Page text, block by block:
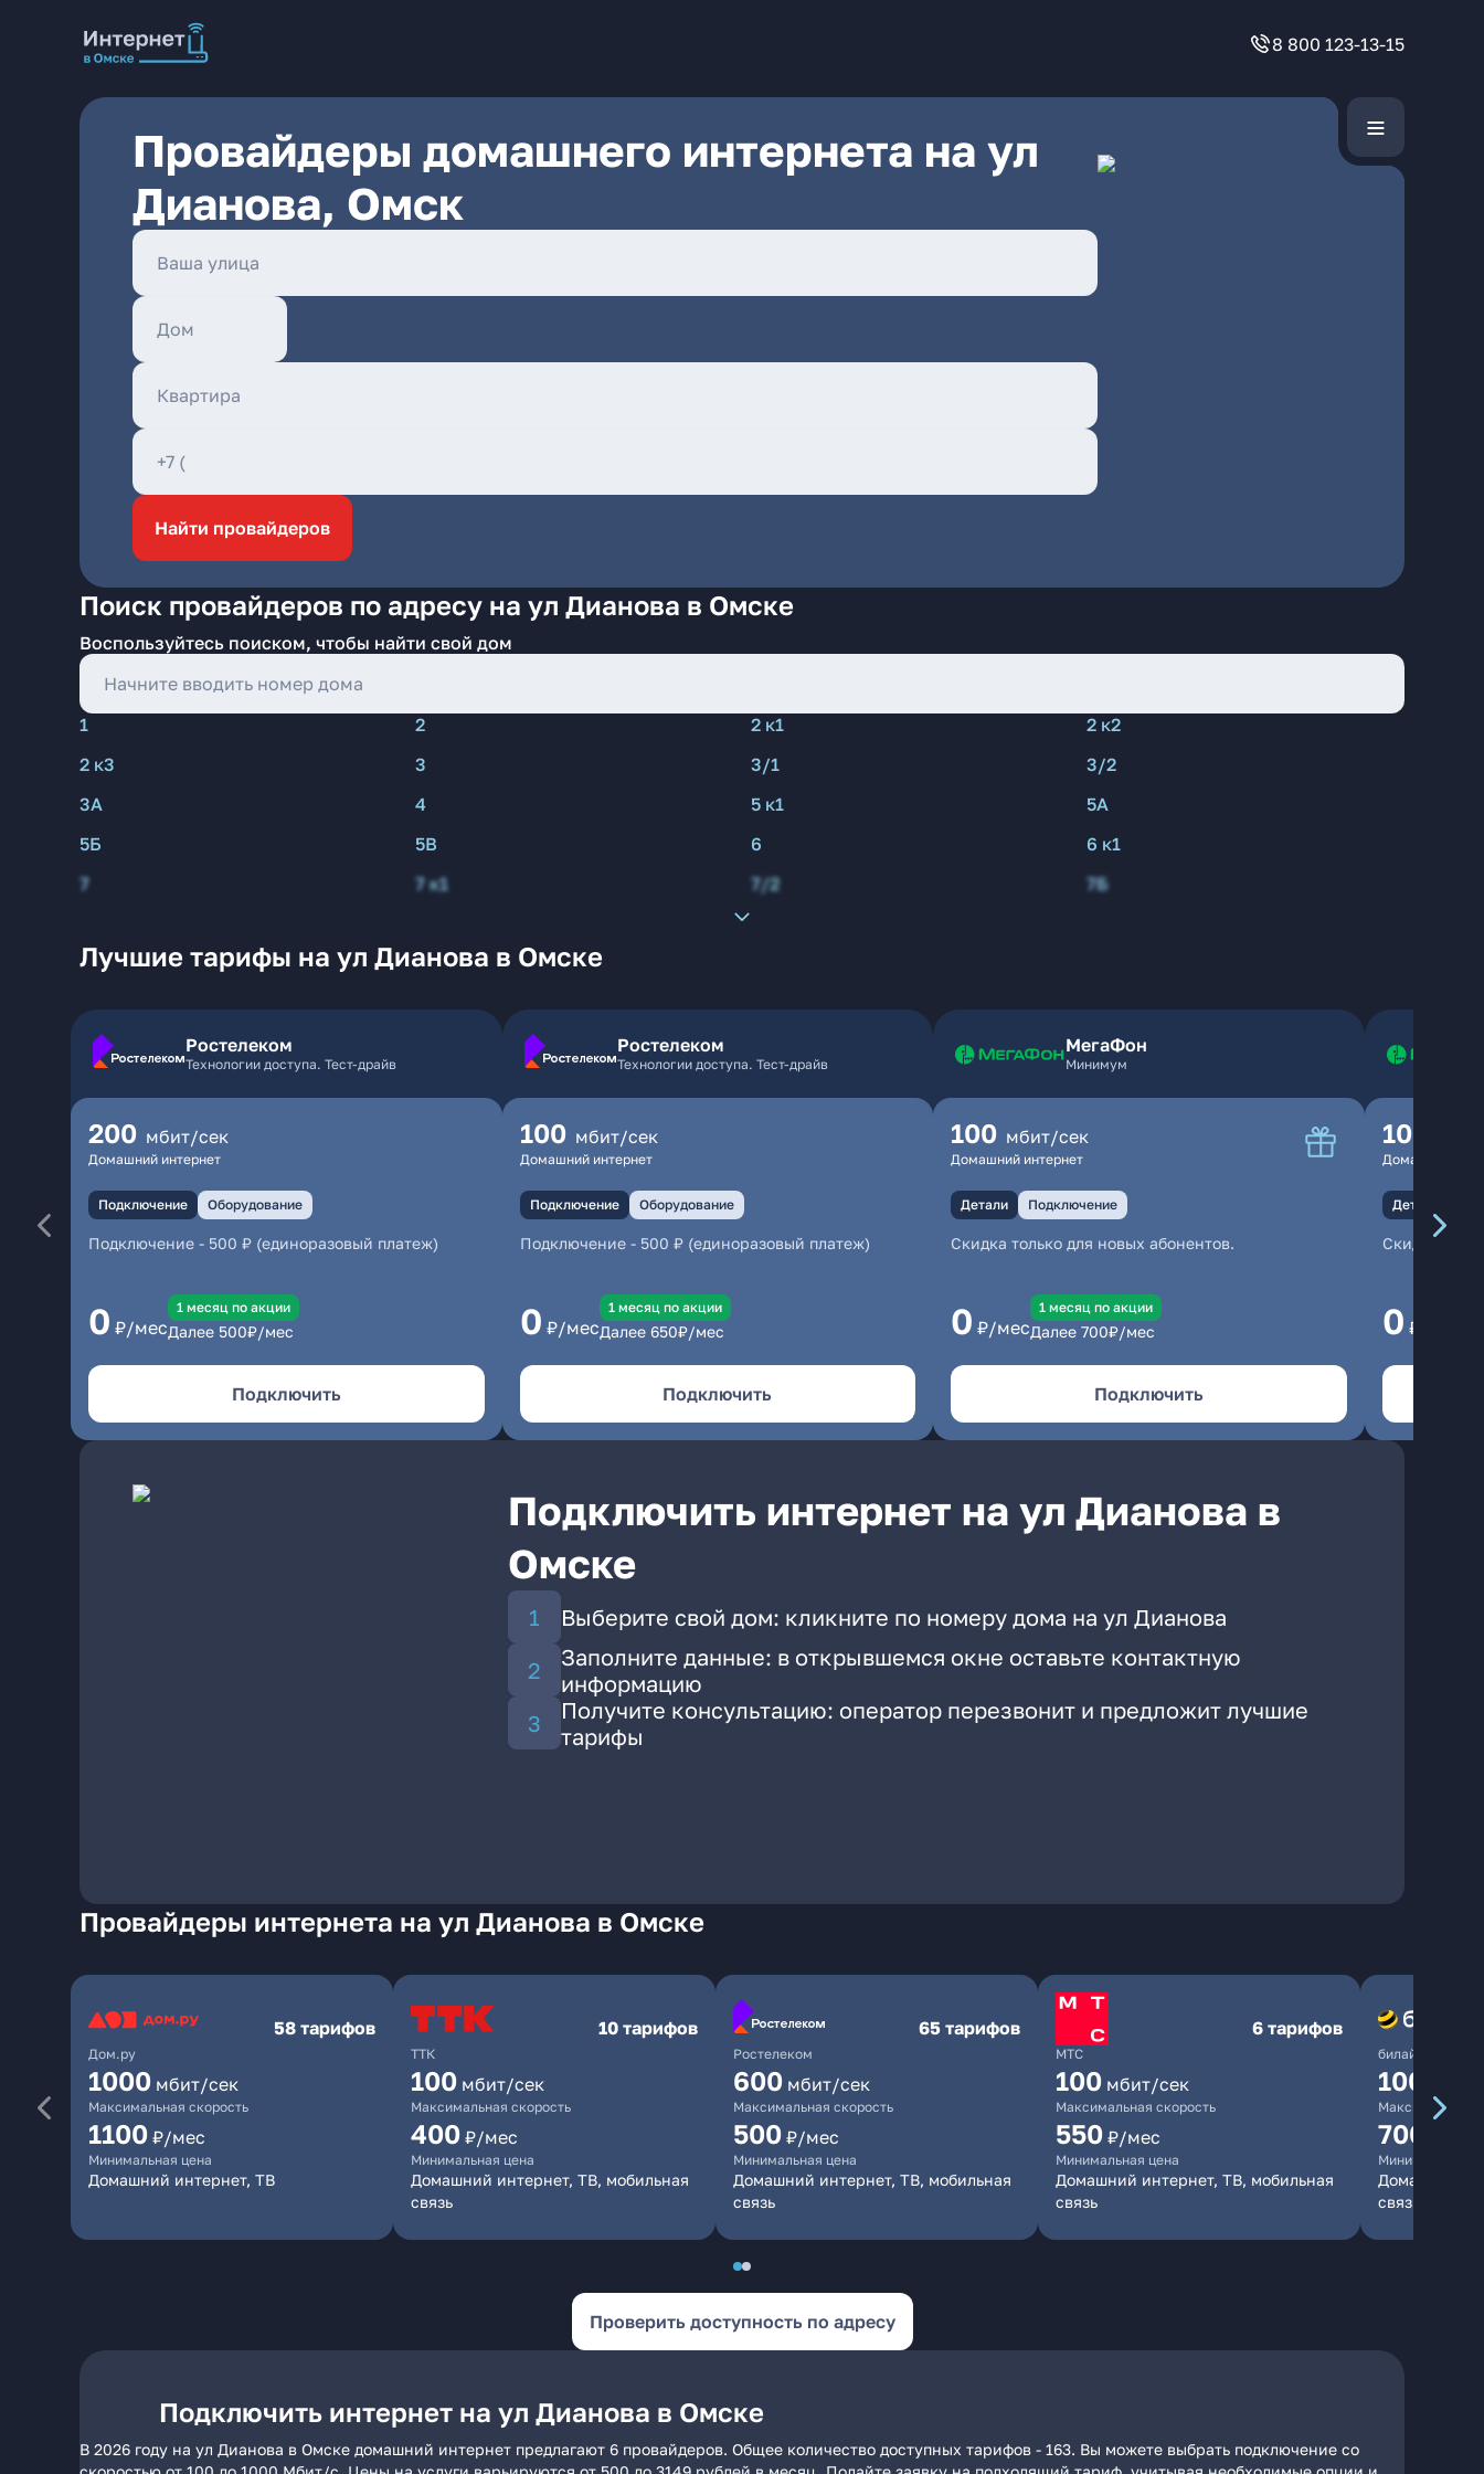
8 800 123-13-15
Провайдеры домашнего интернета на ул
Дианова, Омск
Найти провайдеров
Поиск провайдеров по адресу на ул Дианова в Омске
Воспользуйтесь поиском, чтобы найти свой дом
1 2 2 к1
2 к2
2 к3
3 3/1
3/2
3А
4 5 к1
5А
5Б
5В 6
6 к1
7
7 к1 7/2 7Б
Лучшие тарифы на ул Дианова в Омске
Ростелеком
Технологии доступа. Тест-драйв
200 мбит/сек
Домашний интернет
Подключение Оборудование
Подключение - 500 ₽ (единоразовый платеж)
0 ₽/мес
1 месяц по акции
Далее 500₽/мес
Подключить
Ростелеком
Технологии доступа. Тест-драйв
100 мбит/сек
Домашний интернет
Подключение Оборудование
Подключение- 500 ₽ (единоразовый платеж)
0 ₽/мес
1 месяц по акции
Далее 650₽/мес
Подключить
МегаФон
Минимум
100 мбит/сек
Домашний интернет
Детали Подключение
Скидка только для новых абонентов.
0 ₽/мес
1 месяц по акции
Далее 700₽/мес
Подключить
100
Домашний
Детали
Скидка
0 ₽/мес
Подключить интернет на ул Дианова в
Омске
Выберите свой дом: кликните по номеру дома на ул Дианова
Заполните данные: в открывшемся окне оставьте контактную
информацию
Получите консультацию: оператор перезвонит и предложит лучшие
тарифы
Провайдеры интернета на ул Дианова в Омске
Дом.ру
58 тарифов
1000 мбит/сек
Максимальная скорость
1100 ₽/мес
Минимальная цена
Домашний интернет, ТВ
ТТК
10 тарифов
100 мбит/сек
Максимальная скорость
400 ₽/мес
Минимальная цена
Домашний интернет, ТВ, мобильная
связь
Ростелеком
65 тарифов
600 мбит/сек
Максимальная скорость
500 ₽/мес
Минимальная цена
Домашний интернет, ТВ, мобильная
связь
МТС
6 тарифов
100 мбит/сек
Максимальная скорость
550 ₽/мес
Минимальная цена
Домашний интернет, ТВ, мобильная
связь
билайн
1000
Максимальная
700
Минимальная
Домашний
связь
Проверить доступность по адресу
Подключить интернет на ул Дианова в Омске
В 2026 году на ул Дианова в Омске домашний интернет предлагают 6 провайдеров. Общее количество доступных тарифов - 163. Вы можете выбрать подключение со